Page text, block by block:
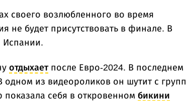
своего возлюбленного во время
не будет присутствовать в финале. В
Испании.
отдыхаетпосле Евро-2024. В последнем
из видеороликов он шутит с
себя в откровенном бикини